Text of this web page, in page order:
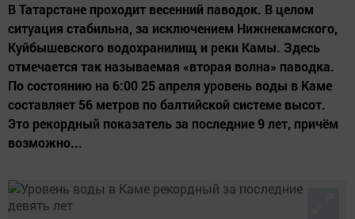
В Татарстане проходит весенний паводок. В целом
ситуация стабильна, за исключением Нижнекамского,
Куйбышевского водохранилищ и реки Камы. Здесь
отмечается так называемая «вторая волна» паводка.
По состоянию на 6:00 25 апреля уровень воды в Каме
составляет 56 метров по балтийской системе высот.
Это рекордный показатель за последние 9 лет, причём
возможно...